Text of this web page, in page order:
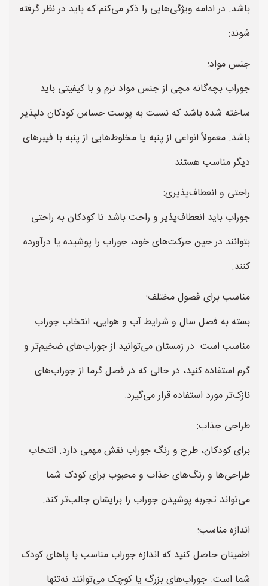
باشد. در ادامه ویژگی‌هایی را ذکر می‌کنم که باید در نظر گرفته
شوند:
جنس مواد:
جوراب بچه‌گانه مچی از جنس مواد نرم و با کیفیتی باید
ساخته شده باشد که نسبت به پوست حساس کودکان دلپذیر
باشد. معمولاً انواعی از پنبه یا مخلوط‌هایی از پنبه با فیبرهای
دیگر مناسب هستند.
راحتی و انعطاف‌پذیری:
جوراب باید انعطاف‌پذیر و راحت باشد تا کودکان به راحتی
بتوانند در حین حرکت‌های خود، جوراب را پوشیده یا درآورده
کنند.
مناسب برای فصول مختلف:
بسته به فصل سال و شرایط آب و هوایی، انتخاب جوراب
مناسب است. در زمستان می‌توانید از جوراب‌های ضخیم‌تر و
گرم استفاده کنید، در حالی که در فصل گرما از جوراب‌های
نازک‌تر مورد استفاده قرار می‌گیرد.
طراحی جذاب:
برای کودکان، طرح و رنگ جوراب نقش مهمی دارد. انتخاب
طراحی‌ها و رنگ‌های جذاب و محبوب برای کودک شما
می‌تواند تجربه پوشیدن جوراب را برایشان جالب‌تر کند.
اندازه مناسب:
اطمینان حاصل کنید که اندازه جوراب مناسب با پاهای کودک
شما است. جوراب‌های بزرگ یا کوچک می‌توانند نه‌تنها